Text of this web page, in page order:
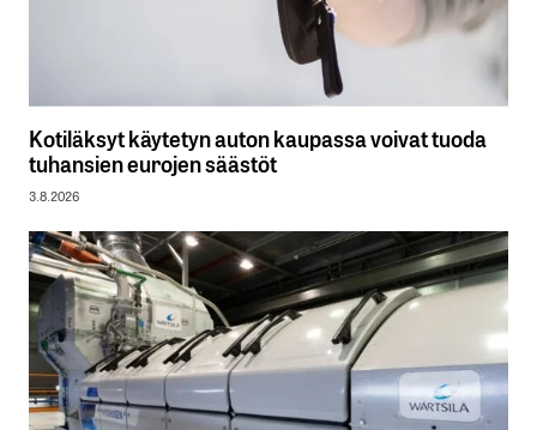
Kotiläksyt käytetyn auton kaupassa voivat tuoda
tuhansien eurojen säästöt
3.8.2026